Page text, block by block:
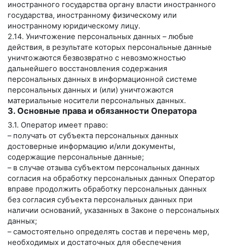
иностранного государства органу власти иностранного
государства, иностранному физическому или
иностранному юридическому лицу.
2.14. Уничтожение персональных данных – любые
действия, в результате которых персональные данные
уничтожаются безвозвратно с невозможностью
дальнейшего восстановления содержания
персональных данных в информационной системе
персональных данных и (или) уничтожаются
материальные носители персональных данных.
3. Основные права и обязанности Оператора
3.1. Оператор имеет право:
– получать от субъекта персональных данных
достоверные информацию и/или документы,
содержащие персональные данные;
– в случае отзыва субъектом персональных данных
согласия на обработку персональных данных Оператор
вправе продолжить обработку персональных данных
без согласия субъекта персональных данных при
наличии оснований, указанных в Законе о персональных
данных;
– самостоятельно определять состав и перечень мер,
необходимых и достаточных для обеспечения